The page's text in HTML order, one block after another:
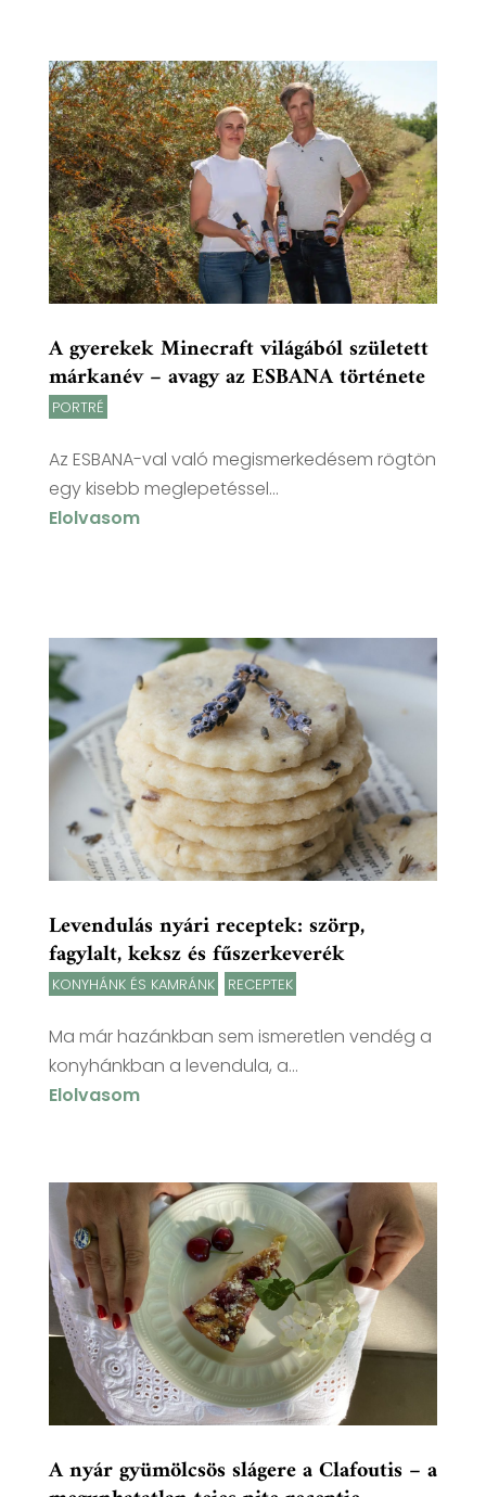
A gyerekek Minecraft világából született
márkanév – avagy az ESBANA története
PORTRÉ
Az ESBANA-val való megismerkedésem rögtön
egy kisebb meglepetéssel...
Elolvasom
Levendulás nyári receptek: szörp,
fagylalt, keksz és fűszerkeverék
KONYHÁNK ÉS KAMRÁNK RECEPTEK
Ma már hazánkban sem ismeretlen vendég a
konyhánkban a levendula, a...
Elolvasom
A nyár gyümölcsös slágere a Clafoutis – a